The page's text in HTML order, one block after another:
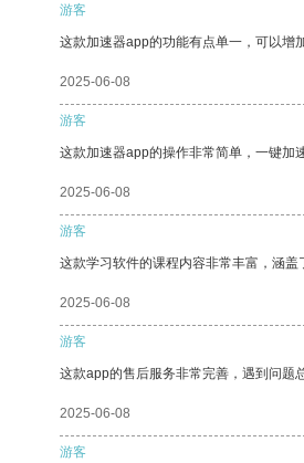
游客
这款加速器app的功能有点单一，可以增
2025-06-08
游客
这款加速器app的操作非常简单，一键加
2025-06-08
游客
这款学习软件的课程内容非常丰富，涵盖
2025-06-08
游客
这款app的售后服务非常完善，遇到问题
2025-06-08
游客